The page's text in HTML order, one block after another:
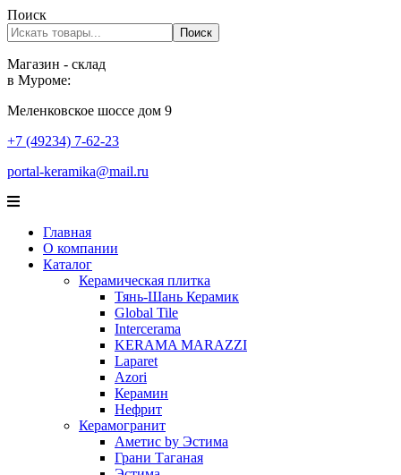
Поиск
Поиск
Магазин - склад
в Муроме:
Меленковское шоссе дом 9
+7 (49234) 7-62-23
portal-keramika@mail.ru
Главная
О компании
Каталог
Керамическая плитка
Тянь-Шань Керамик
Global Tile
Intercerama
KERAMA MARAZZI
Laparet
Аzori
Керамин
Нефрит
Керамогранит
Аметис by Эстима
Грани Таганая